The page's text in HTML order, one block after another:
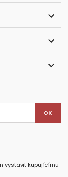



vystavit kupujícímu